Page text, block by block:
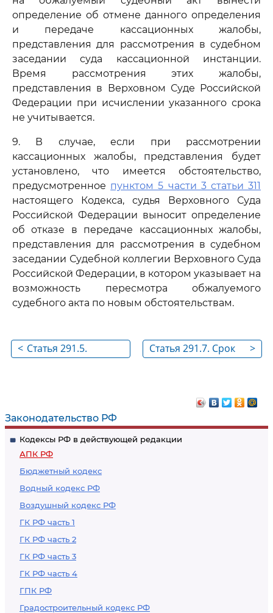
Законодательство РФ
Кодексы РФ в действующей редакции
АПК РФ
Бюджетный кодекс
Водный кодекс РФ
Воздушный кодекс РФ
ГК РФ часть 1
ГК РФ часть 2
ГК РФ часть 3
ГК РФ часть 4
ГПК РФ
Градостроительный кодекс РФ
определение об отмене данного определения
и передаче кассационных жалобы,
представления для рассмотрения в судебном
заседании суда кассационной инстанции.
Время рассмотрения этих жалобы,
представления в Верховном Суде Российской
Федерации при исчислении указанного срока
не учитывается.
9. В случае, если при рассмотрении
кассационных жалобы, представления будет
установлено, что имеется обстоятельство,
предусмотренное пунктом 5 части 3 статьи 311
настоящего Кодекса, судья Верховного Суда
Российской Федерации выносит определение
об отказе в передаче кассационных жалобы,
представления для рассмотрения в судебном
заседании Судебной коллегии Верховного Суда
Российской Федерации, в котором указывает на
возможность пересмотра обжалуемого
судебного акта по новым обстоятельствам.
< Статья 291.5.
представления без
рассмотрения по
существу
>
Статья 291.7. Срок
представления